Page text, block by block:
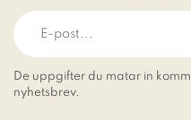
De uppgifter du matar in
nyhetsbrev.